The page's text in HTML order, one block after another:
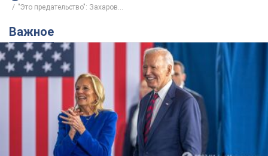
"Это предательство": Захаров...
Важное